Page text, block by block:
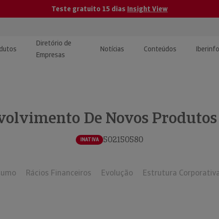
Teste gratuito 15 dias Insight View
e Monitorização de
Diretório de
Empresas
Notícias Conteúdos
| Estudos eDe Novos
INATIVA 502150580
Rácios Financeiros Evolução Estrutura Corporativa